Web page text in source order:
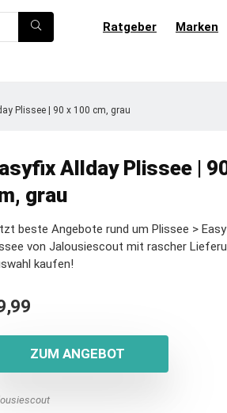
Ratgeber Marken
Plissee | 90 x 100 cm, grau
Allday Plissee |
grau
beste Angebote rund um Plissee >
von Jalousiescout mit rascher
kaufen!
ZUM ANGEBOT